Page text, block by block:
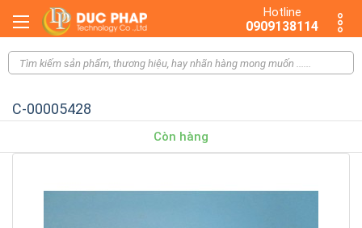
Hotline
0909138114
C-00005428
Còn hàng